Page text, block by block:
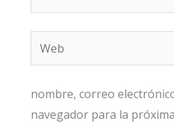
electrónico*
Web
nombre, correo
navegador para la